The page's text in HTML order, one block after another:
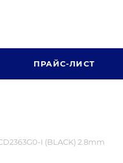
ПРАЙС-ЛИСТ
I (BLACK) 2.8mm